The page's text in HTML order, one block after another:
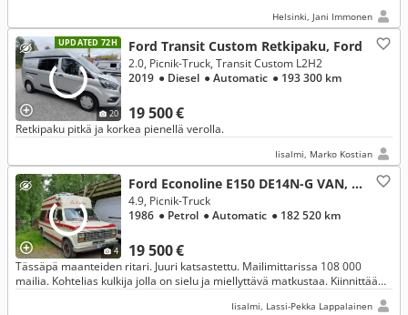
Helsinki, Jani Immonen
UPDATED 72H
20
Ford Transit Custom Retkipaku, Ford
19 500 €
2.0, Picnik-Truck, Transit Custom L2H2
2019 ● Diesel ● Automatic ● 193 300 km
Retkipaku pitkä ja korkea pienellä verolla.
Iisalmi, Marko Kostian
4
Ford Econoline E150 DE14N-G VAN, Ford
19 500 €
4.9, Picnik-Truck
1986 ● Petrol ● Automatic ● 182 520 km
Tässäpä maanteiden ritari. Juuri katsastettu. Mailimittarissa 108 000
mailia. Kohtelias kulkija jolla on sielu ja miellyttävä matkustaa. Kiinnittää
Iisalmi, Lassi-Pekka Lappalainen